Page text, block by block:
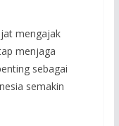
mengajak
menjaga
sebagai
semakin